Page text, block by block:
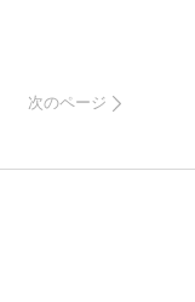
次のページ